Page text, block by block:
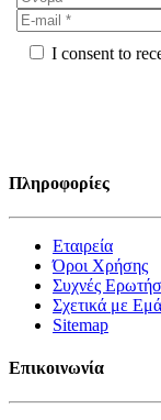
I consent to
Πληροφορίες
Εταιρεία
Όροι Χρήσης
Συχνές
Σχετικά με
Sitemap
Επικοινωνία